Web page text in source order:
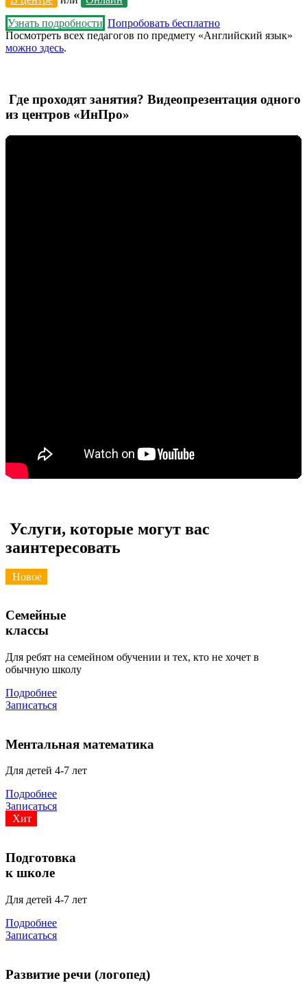
Узнать подробности Попробовать бесплатно
Посмотреть всех педагогов по предмету «Английский язык»
можно здесь.
Где проходят занятия? Видеопрезентация одного
из центров «ИнПро»
Услуги, которые могут вас
заинтересовать
Новое
Семейные
классы
Для ребят на семейном обучении и тех, кто не хочет в
обычную школу
Подробнее
Записаться
Ментальная математика
Для детей 4-7 лет
Подробнее
Записаться
Хит
Подготовка
к школе
Для детей 4-7 лет
Подробнее
Записаться
Развитие речи (логопед)